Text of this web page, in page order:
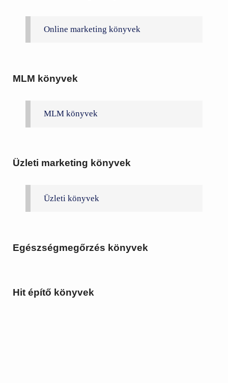
Online marketing könyvek
MLM könyvek
MLM könyvek
Üzleti marketing könyvek
Üzleti könyvek
Egészségmegőrzés könyvek
Hit építő könyvek